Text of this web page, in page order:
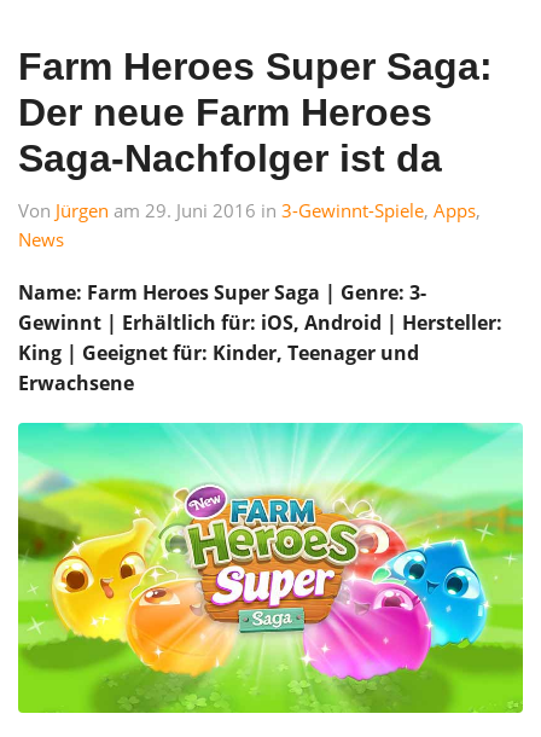
Farm Heroes Super Saga:
Der neue Farm Heroes
Saga-Nachfolger ist da
Von Jürgen am 29. Juni 2016 in 3-Gewinnt-Spiele, Apps,
News
Name: Farm Heroes Super Saga | Genre: 3-
Gewinnt | Erhältlich für: iOS, Android | Hersteller:
King | Geeignet für: Kinder, Teenager und
Erwachsene